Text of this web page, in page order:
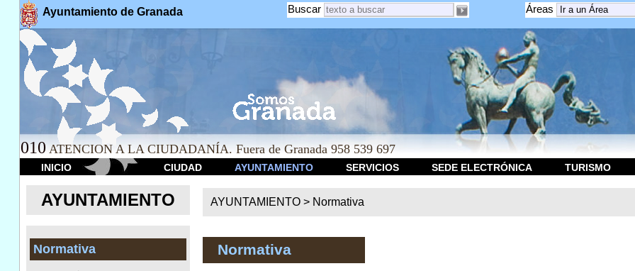
Ayuntamiento de Granada Áreas
Buscar
010 ATENCION A LA CIUDADANÍA. Fuera de Granada 958 539 697
INICIO CIUDAD AYUNTAMIENTO SERVICIOS SEDE ELECTRÓNICA TURISMO
AYUNTAMIENTO
Normativa
AYUNTAMIENTO > Normativa
Normativa